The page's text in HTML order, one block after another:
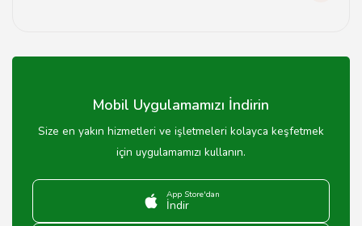
vererek tatlı alabilirsiniz.
Mobil Uygulamamızı İndirin
Size en yakın hizmetleri ve işletmeleri kolayca keşfetmek
için uygulamamızı kullanın.
App Store'dan
İndir